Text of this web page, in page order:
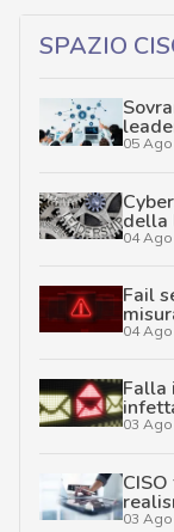
SPAZIO
05
della
04
Fail
04
Falla
03
03